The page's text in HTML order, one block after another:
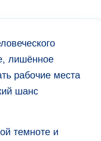
лишённое
рабочие места
шанс
темноте и